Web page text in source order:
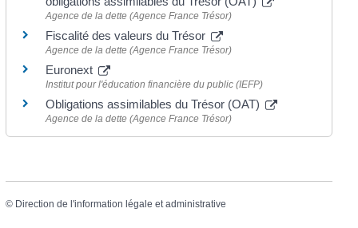
Agence de la dette (Agence France Trésor)
Fiscalité des valeurs du Trésor
Agence de la dette (Agence France Trésor)
Euronext
Institut pour l'éducation financière du public (IEFP)
Obligations assimilables du Trésor (OAT)
Agence de la dette (Agence France Trésor)
© Direction de l'information légale et administrative